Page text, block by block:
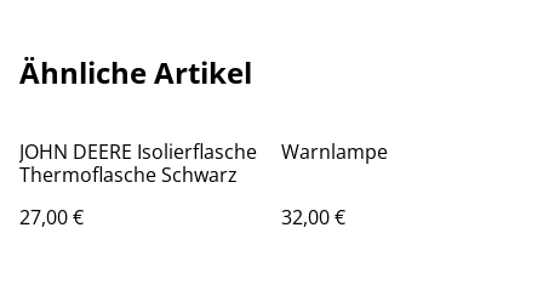
Ähnliche Artikel
JOHN DEERE Isolierflasche
Thermoflasche Schwarz
27,00 €
Warnlampe
32,00 €